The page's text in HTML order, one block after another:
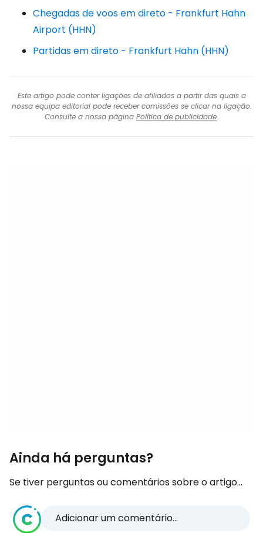
Chegadas de voos em direto - Frankfurt Hahn
Airport (HHN)
Partidas em direto - Frankfurt Hahn (HHN)
Este artigo pode conter ligações de afiliados a partir das quais a
nossa equipa editorial pode receber comissões se clicar na ligação.
Consulte a nossa página Política de publicidade.
Ainda há perguntas?
Se tiver perguntas ou comentários sobre o artigo...
Adicionar um comentário...